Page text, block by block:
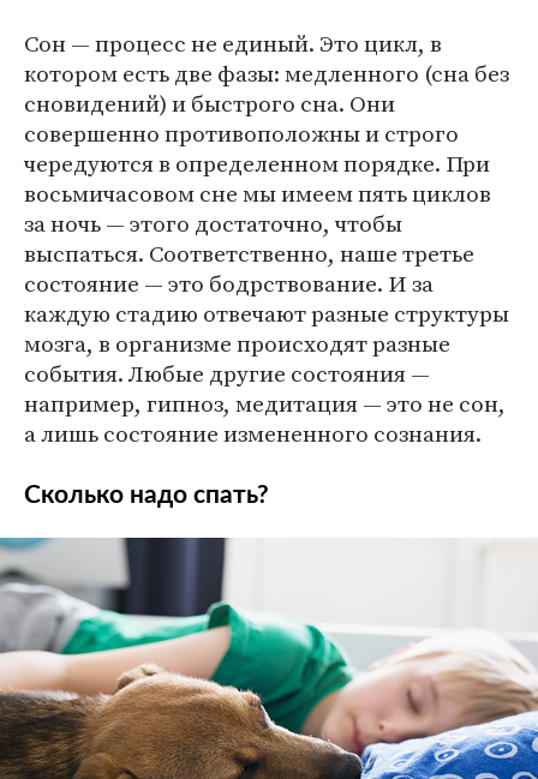
Сон — процесс не единый. Это цикл, в
котором есть две фазы: медленного (сна без
сновидений) и быстрого сна. Они
совершенно противоположны и строго
чередуются в определенном порядке. При
восьмичасовом сне мы имеем пять циклов
за ночь — этого достаточно, чтобы
выспаться. Соответственно, наше третье
состояние — это бодрствование. И за
каждую стадию отвечают разные структуры
мозга, в организме происходят разные
события. Любые другие состояния —
например, гипноз, медитация — это не сон,
а лишь состояние измененного сознания.
Сколько надо спать?